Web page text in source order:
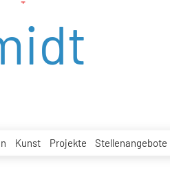
Kunst Projekte Stellenangebote